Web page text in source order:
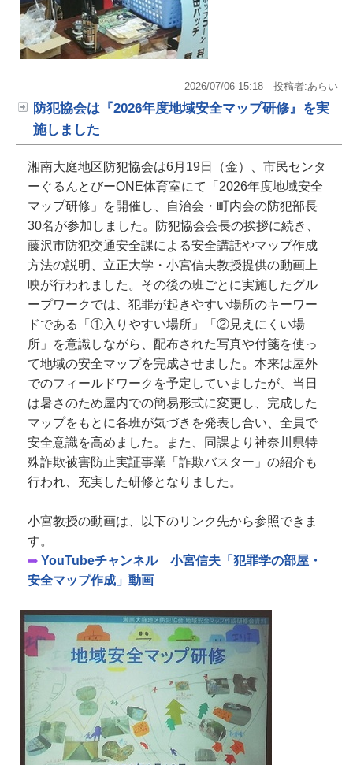
2026/07/06 15:18投稿者:あらい
防犯協会は『2026年度地域安全マップ研修』を実
施しました
湘南大庭地区防犯協会は6月19日（金）、市民センタ
ーぐるんとびーONE体育室にて「2026年度地域安全
マップ研修」を開催し、自治会・町内会の防犯部長
30名が参加しました。防犯協会会長の挨拶に続き、
藤沢市防犯交通安全課による安全講話やマップ作成
方法の説明、立正大学・小宮信夫教授提供の動画上
映が行われました。その後の班ごとに実施したグル
ープワークでは、犯罪が起きやすい場所のキーワー
ドである「①入りやすい場所」「②見えにくい場
所」を意識しながら、配布された写真や付箋を使っ
て地域の安全マップを完成させました。本来は屋外
でのフィールドワークを予定していましたが、当日
は暑さのため屋内での簡易形式に変更し、完成した
マップをもとに各班が気づきを発表し合い、全員で
安全意識を高めました。また、同課より神奈川県特
殊詐欺被害防止実証事業「詐欺バスター」の紹介も
行われ、充実した研修となりました。
小宮教授の動画は、以下のリンク先から参照できま
す。
➡ YouTubeチャンネル 小宮信夫「犯罪学の部屋・
安全マップ作成」動画